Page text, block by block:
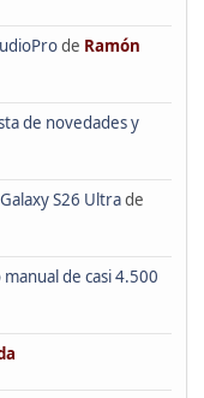
de Ramón
de novedades y
S26 Ultrade
de casi 4.500